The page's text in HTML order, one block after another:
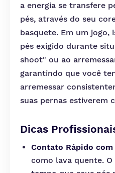
a energia se transfere
pés, através do seu
basquete. Em um
pés exigido durante
shoot" ou ao
garantindo que você
arremessar
suas pernas estiverem
Dicas
Contato Rápido com
como lava quente.